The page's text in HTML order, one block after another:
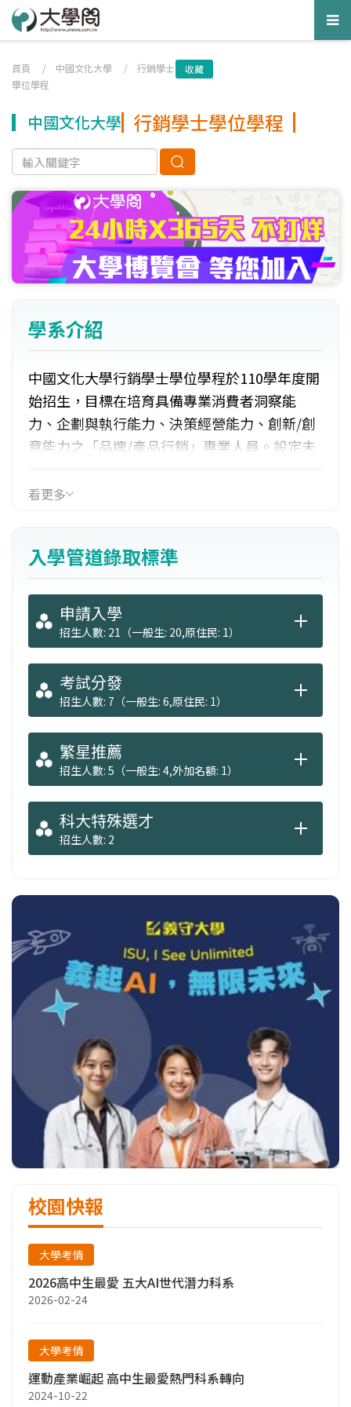
首頁 / 中國文化大學 / 行銷學士
學位學程
收藏
中國文化大學 行銷學士學位學程
學系介紹
中國文化大學行銷學士學位學程於110學年度開
始招生，目標在培育具備專業消費者洞察能
力、企劃與執行能力、決策經營能力、創新/創
意能力之「品牌/產品行銷」專業人員。設定未
理、市場/行銷研究分析師、數位行銷經理、促
管理師。
看更多
入學管道錄取標準
申請入學
招生人數: 21（一般生: 20,原住民: 1）
考試分發
招生人數: 7（一般生: 6,原住民: 1）
繁星推薦
招生人數: 5（一般生: 4,外加名額: 1）
科大特殊選才
招生人數: 2
校園快報
大學考情
2026高中生最愛 五大AI世代潛力科系
2026-02-24
大學考情
運動產業崛起 高中生最愛熱門科系轉向
2024-10-22